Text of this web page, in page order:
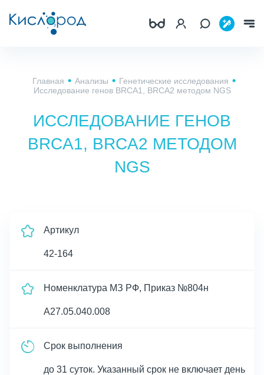
Главная Анализы
Генетические исследования
Исследование генов BRCA1, BRCA2 методом NGS
ИССЛЕДОВАНИЕ ГЕНОВ
BRCA1, BRCA2 МЕТОДОМ
NGS
Артикул
42-164
Номенклатура МЗ РФ, Приказ №804н
A27.05.040.008
Срок выполнения
до 31 суток. Указанный срок не включает день